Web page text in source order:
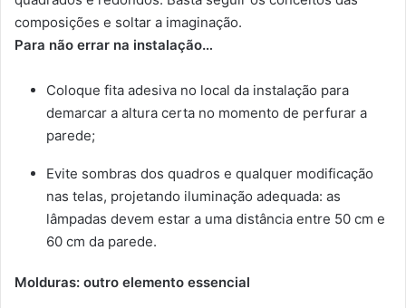
composições e soltar a imaginação.
Para não errar na instalação…
Coloque fita adesiva no local da instalação para
demarcar a altura certa no momento de perfurar a
parede;
Evite sombras dos quadros e qualquer modificação
nas telas, projetando iluminação adequada: as
lâmpadas devem estar a uma distância entre 50 cm e
60 cm da parede.
Molduras: outro elemento essencial